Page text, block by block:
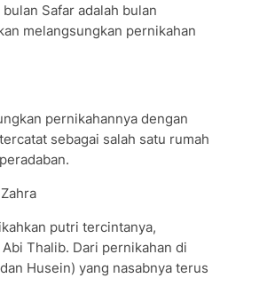
Safar adalah bulan
melangsungkan pernikahan
pernikahannya dengan
sebagai salah satu rumah
putri tercintanya,
Thalib. Dari pernikahan di
Husein) yang nasabnya terus